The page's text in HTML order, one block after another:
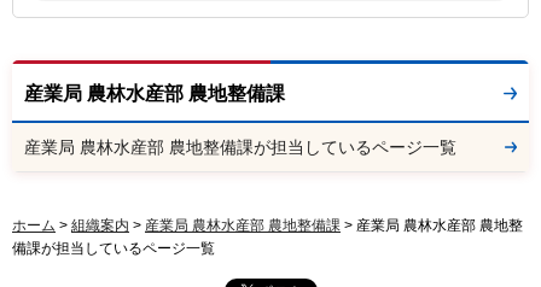
産業局 農林水産部 農地整備課
産業局 農林水産部 農地整備課が担当しているページ一覧
ホーム > 組織案内 > 産業局 農林水産部 農地整備課 > 産業局 農林水産部 農地整
備課が担当しているページ一覧